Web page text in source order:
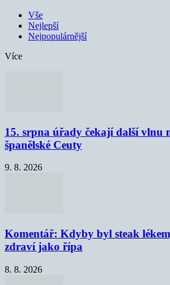
Vše
Nejlepší
Nejpopulárnější
Více
15. srpna úřady čekají další vlnu
španělské Ceuty
9. 8. 2026
Komentář: Kdyby byl steak
zdraví jako řípa
8. 8. 2026